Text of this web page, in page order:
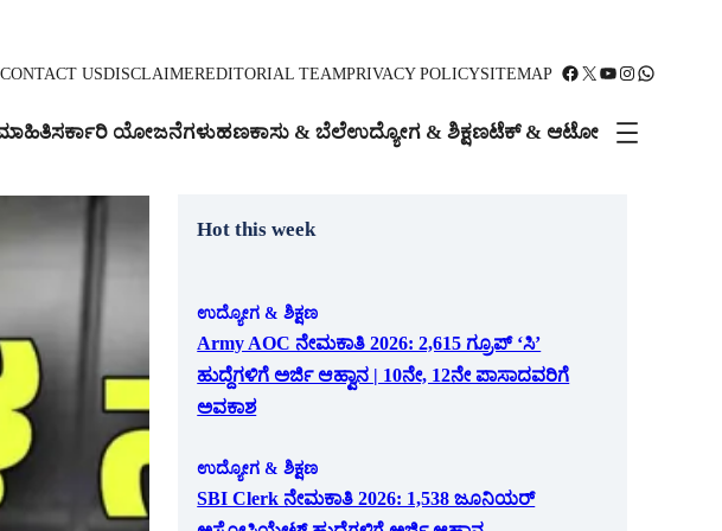
CONTACT USDISCLAIMEREDITORIAL TEAMPRIVACY POLICYSITEMAP Facebook X YouTube Instagram WhatsApp
ಸರ್ಕಾರಿ ಯೋಜನೆಗಳುಹಣಕಾಸು & ಬೆಲೆಉದ್ಯೋಗ & ಶಿಕ್ಷಣಟೆಕ್ & ಆಟೋ
Hot this week
ಉದ್ಯೋಗ & ಶಿಕ್ಷಣ
Army AOC ನೇಮಕಾತಿ 2026: 2,615 ಗ್ರೂಪ್ ‘ಸಿ’
ಹುದ್ದೆಗಳಿಗೆ ಅರ್ಜಿ ಆಹ್ವಾನ | 10ನೇ, 12ನೇ ಪಾಸಾದವರಿಗೆ
ಅವಕಾಶ
ಉದ್ಯೋಗ & ಶಿಕ್ಷಣ
SBI Clerk ನೇಮಕಾತಿ 2026: 1,538 ಜೂನಿಯರ್